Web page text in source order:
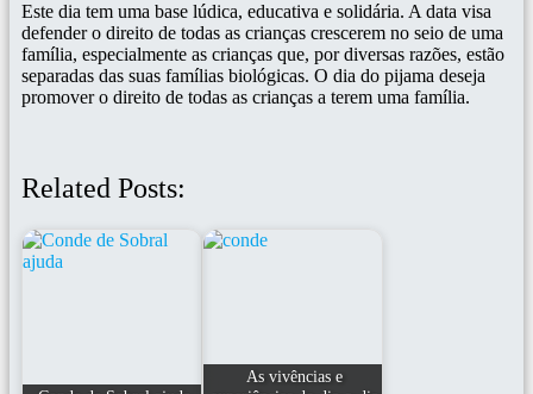
Este dia tem uma base lúdica, educativa e solidária. A data visa
defender o direito de todas as crianças crescerem no seio de uma
família, especialmente as crianças que, por diversas razões, estão
separadas das suas famílias biológicas. O dia do pijama deseja
promover o direito de todas as crianças a terem uma família.
Related Posts:
As vivências e